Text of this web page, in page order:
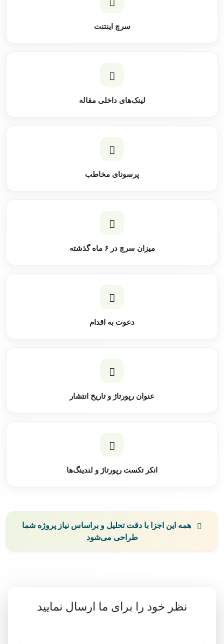
سرچ اینتنت
لینک‌های داخلی مقاله
پرسونای مخاطب
میزان سرچ در ۶ ماه گذشته
دعوت به اقدام
عنوان رپورتاژ و تاریخ انتشار
انکر تکست رپورتاژ و لندینگ‌ها
همه این اجزا با دقت تحلیل و براساس نیاز پروژه شما
طراحی می‌شود
نظر خود را برای ما ارسال نمایید